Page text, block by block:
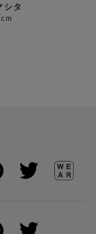
シタ